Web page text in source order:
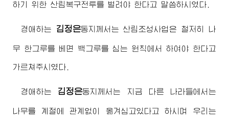
하기 위한 산림복구전투를 벌려야 한다고 말씀하시였다.
경애하는 김정은동지 께서는 산림조성사업은 철저히 나
무 한그루를 베면 백그루를 심는 원칙에서 하여야 한다고
가르쳐주시였다.
경애하는 김정은동지 께서는 지금 다른 나라들에서는
나무를 계절에 관계없이 옮겨심고있다고 하시며 우리는